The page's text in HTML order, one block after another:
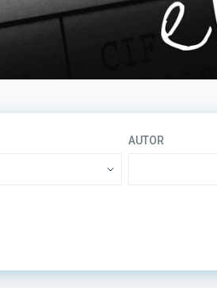
AUTOR